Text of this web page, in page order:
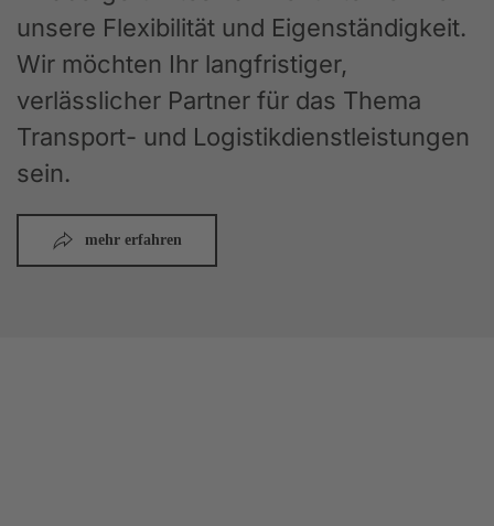
unsere Flexibilität und Eigenständigkeit.
Wir möchten Ihr langfristiger,
verlässlicher Partner für das Thema
Transport- und Logistikdienstleistungen
sein.
mehr erfahren